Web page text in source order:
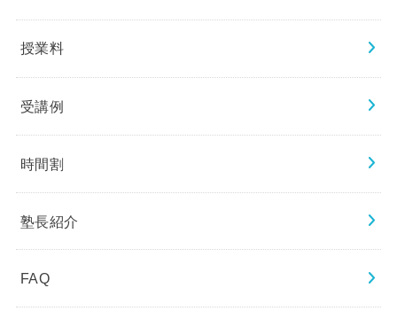
授業料
受講例
時間割
塾長紹介
FAQ